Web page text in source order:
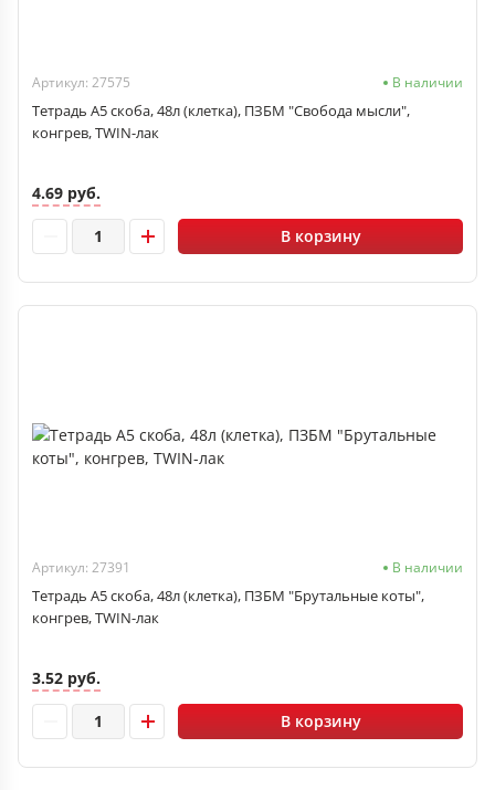
Артикул: 27575 В наличии
Тетрадь А5 скоба, 48л (клетка), ПЗБМ "Свобода мысли",
конгрев, TWIN-лак
4.69 руб.
В корзину
Артикул: 27391 В наличии
Тетрадь А5 скоба, 48л (клетка), ПЗБМ "Брутальные коты",
конгрев, TWIN-лак
3.52 руб.
В корзину